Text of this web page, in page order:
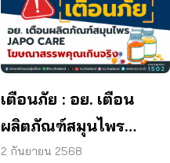
มาตรฐานกำหนด ใน
ผลิตภัณฑ์ย้อมผม
เตือนภัย : อย. เตือน
ผลิตภัณฑ์สมุนไพร
JAPO CARE โฆษณา
2 กันยายน 2568